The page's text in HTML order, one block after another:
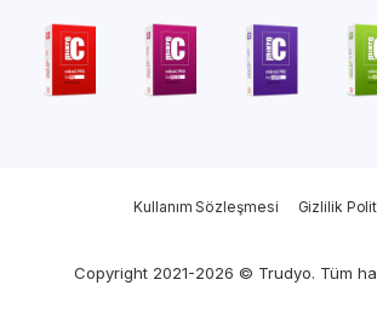
Kullanım Sözleşmesi Gizlilik
Copyright 2021-2026 © Trudyo. Tüm